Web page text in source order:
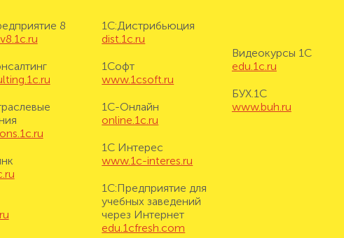
8
1С:Дистрибьюция
dist.1c.ru
1Софт
www.1csoft.ru
1С-Онлайн
online.1c.ru
1С Интерес
www.1c-interes.ru
1С:Предприятие для
учебных заведений
через Интернет
edu.1cfresh.com
Видеокурсы 1С
edu.1c.ru
БУХ.1С
www.buh.ru